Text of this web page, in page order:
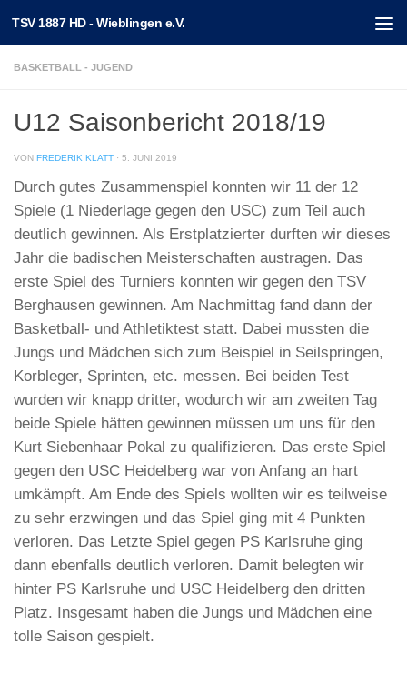
Unter dem Inhalt
TSV 1887 HD - Wieblingen e.V.
BASKETBALL - JUGEND
U12 Saisonbericht 2018/19
VON FREDERIK KLATT · 5. JUNI 2019
Durch gutes Zusammenspiel konnten wir 11 der 12
Spiele (1 Niederlage gegen den USC) zum Teil auch
deutlich gewinnen. Als Erstplatzierter durften wir dieses
Jahr die badischen Meisterschaften austragen. Das
erste Spiel des Turniers konnten wir gegen den TSV
Berghausen gewinnen. Am Nachmittag fand dann der
Basketball- und Athletiktest statt. Dabei mussten die
Jungs und Mädchen sich zum Beispiel in Seilspringen,
Korbleger, Sprinten, etc. messen. Bei beiden Test
wurden wir knapp dritter, wodurch wir am zweiten Tag
beide Spiele hätten gewinnen müssen um uns für den
Kurt Siebenhaar Pokal zu qualifizieren. Das erste Spiel
gegen den USC Heidelberg war von Anfang an hart
umkämpft. Am Ende des Spiels wollten wir es teilweise
zu sehr erzwingen und das Spiel ging mit 4 Punkten
verloren. Das Letzte Spiel gegen PS Karlsruhe ging
dann ebenfalls deutlich verloren. Damit belegten wir
hinter PS Karlsruhe und USC Heidelberg den dritten
Platz. Insgesamt haben die Jungs und Mädchen eine
tolle Saison gespielt.